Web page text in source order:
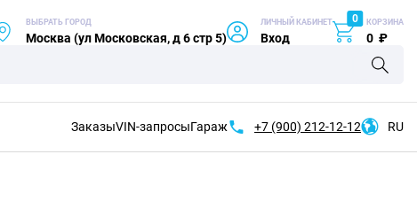
ВЫБРАТЬ ГОРОД
Москва (ул Московская, д 6 стр 5)
ЛИЧНЫЙ КАБИНЕТ
Вход
0 КОРЗИНА
0 ₽
ЗаказыVIN-запросыГараж +7 (900) 212-12-12 RU